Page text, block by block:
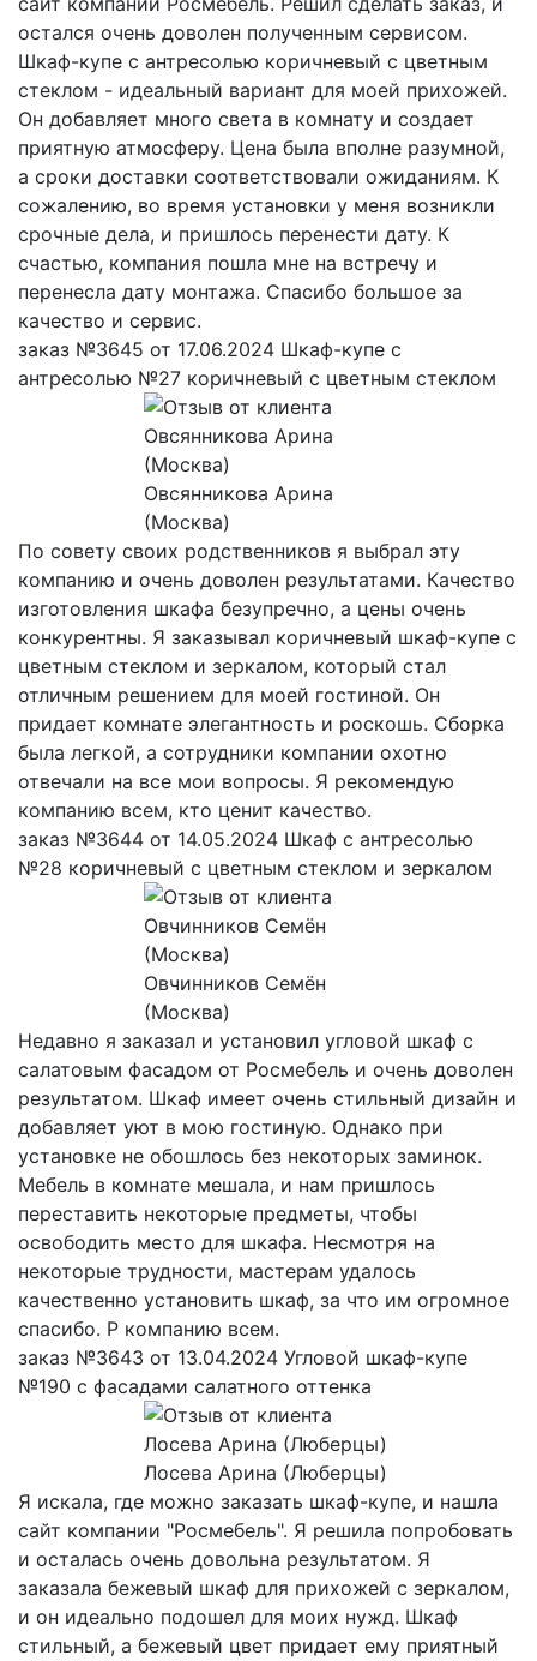
остался очень доволен полученным сервисом.
Шкаф-купе с антресолью коричневый с цветным
стеклом - идеальный вариант для моей прихожей.
Он добавляет много света в комнату и создает
приятную атмосферу. Цена была вполне разумной,
а сроки доставки соответствовали ожиданиям. К
сожалению, во время установки у меня возникли
срочные дела, и пришлось перенести дату. К
счастью, компания пошла мне на встречу и
перенесла дату монтажа. Спасибо большое за
качество и сервис.
заказ №3645 от 17.06.2024 Шкаф-купе с
антресолью №27 коричневый с цветным стеклом
Овсянникова Арина
(Москва)
По совету своих родственников я выбрал эту
компанию и очень доволен результатами. Качество
изготовления шкафа безупречно, а цены очень
конкурентны. Я заказывал коричневый шкаф-купе с
цветным стеклом и зеркалом, который стал
отличным решением для моей гостиной. Он
придает комнате элегантность и роскошь. Сборка
была легкой, а сотрудники компании охотно
отвечали на все мои вопросы. Я рекомендую
компанию всем, кто ценит качество.
заказ №3644 от 14.05.2024 Шкаф с антресолью
№28 коричневый с цветным стеклом и зеркалом
Овчинников Семён
(Москва)
Недавно я заказал и установил угловой шкаф с
салатовым фасадом от Росмебель и очень доволен
результатом. Шкаф имеет очень стильный дизайн и
добавляет уют в мою гостиную. Однако при
установке не обошлось без некоторых заминок.
Мебель в комнате мешала, и нам пришлось
переставить некоторые предметы, чтобы
освободить место для шкафа. Несмотря на
некоторые трудности, мастерам удалось
качественно установить шкаф, за что им огромное
спасибо. Р компанию всем.
заказ №3643 от 13.04.2024 Угловой шкаф-купе
№190 с фасадами салатного оттенка
Лосева Арина (Люберцы)
Я искала, где можно заказать шкаф-купе, и нашла
сайт компании "Росмебель". Я решила попробовать
и осталась очень довольна результатом. Я
заказала бежевый шкаф для прихожей с зеркалом,
и он идеально подошел для моих нужд. Шкаф
стильный, а бежевый цвет придает ему приятный